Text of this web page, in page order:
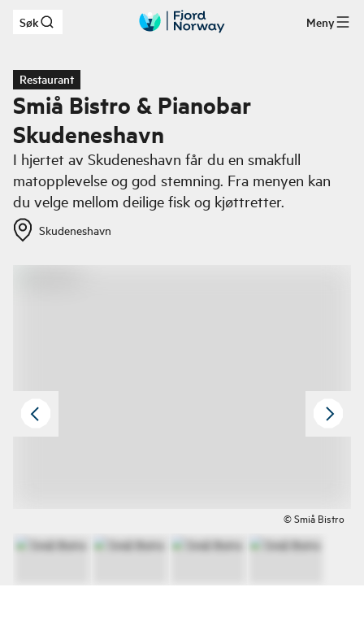
Hopp til hovedinnhold
Søk Meny
Restaurant
Smiå Bistro & Pianobar
Skudeneshavn
I hjertet av Skudeneshavn får du en smakfull
matopplevelse og god stemning. Fra menyen kan
du velge mellom deilige fisk og kjøttretter.
Skudeneshavn
© Smiå Bistro